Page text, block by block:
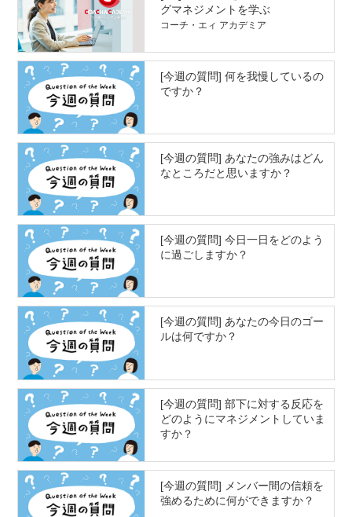
グマネジメントを学ぶ
コーチ・エィ アカデミア
[今週の質問] 何を我慢しているの
ですか？
[今週の質問] あなたの強みはどん
なところだと思いますか？
[今週の質問] 今日一日をどのよう
に過ごしますか？
[今週の質問] あなたの今日のゴー
ルは何ですか？
[今週の質問] 部下に対する反応を
どのようにマネジメントしていま
すか？
[今週の質問] メンバー間の信頼を
強めるために何ができますか？